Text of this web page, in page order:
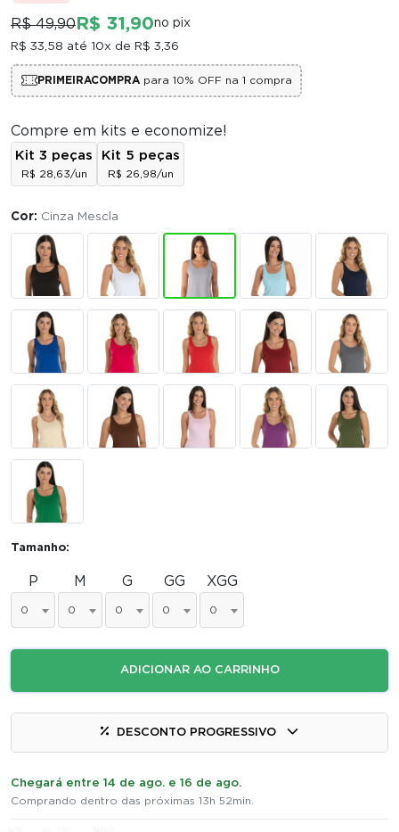
R$ 49,90 R$ 31,90no pix
R$ 33,58 até 10x de R$ 3,36
PRIMEIRACOMPRApara 10% OFF na 1 compra
Compre em kits e economize!
Kit 3 peças
R$ 28,63/un
Kit 5 peças
R$ 26,98/un
Cor: Cinza Mescla
Tamanho:
P
0
M
0
G
0
GG
0
XGG
0
ADICIONAR AO CARRINHO
DESCONTO PROGRESSIVO
Chegará entre 14 de ago. e 16 de ago.
Comprando dentro das próximas 13h 52min.